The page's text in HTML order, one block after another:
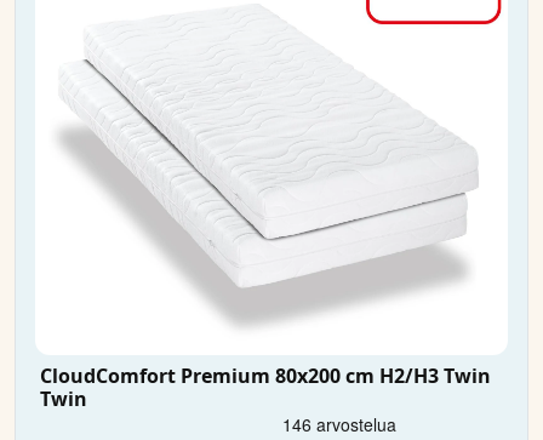
CloudComfort Premium 80x200 cm H2/H3 Twin
Twin